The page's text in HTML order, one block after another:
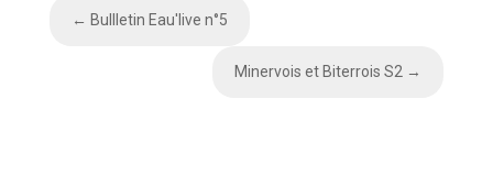
← Bullletin Eau'live n°5
Minervois et Biterrois S2 →